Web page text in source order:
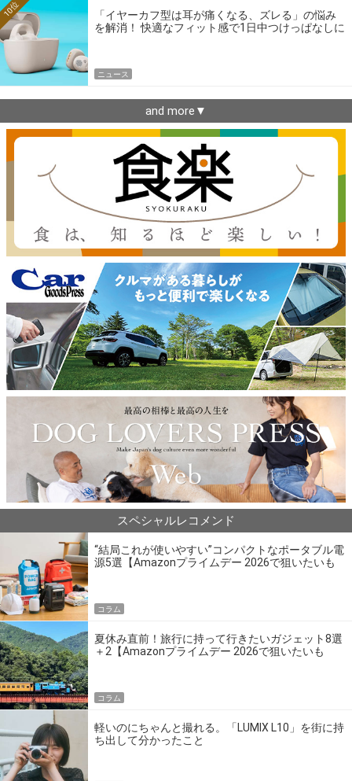
「イヤーカフ型は耳が痛くなる、ズレる」の悩み
を解消！ 快適なフィット感で1日中つけっぱなしに
10位
ニュース
and more▼
スペシャルレコメンド
“結局これが使いやすい”コンパクトなポータブル電
源5選【Amazonプライムデー 2026で狙いたいも
コラム
夏休み直前！旅行に持って行きたいガジェット8選
＋2【Amazonプライムデー 2026で狙いたいも
コラム
軽いのにちゃんと撮れる。「LUMIX L10」を街に持
ち出して分かったこと